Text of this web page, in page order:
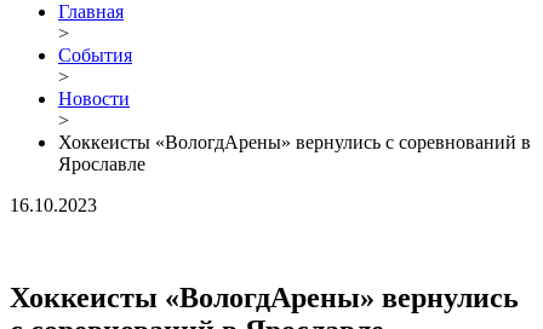
Главная
>
События
>
Новости
>
Хоккеисты «ВологдАрены» вернулись с соревнований в
Ярославле
16.10.2023
Хоккеисты «ВологдАрены» вернулись